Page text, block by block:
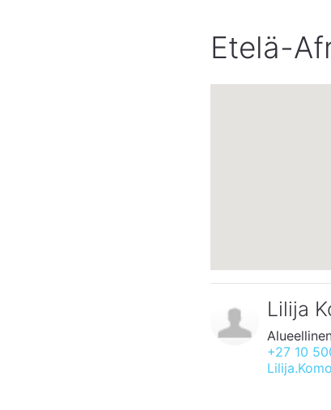
Etelä-
Lilija
+27 10